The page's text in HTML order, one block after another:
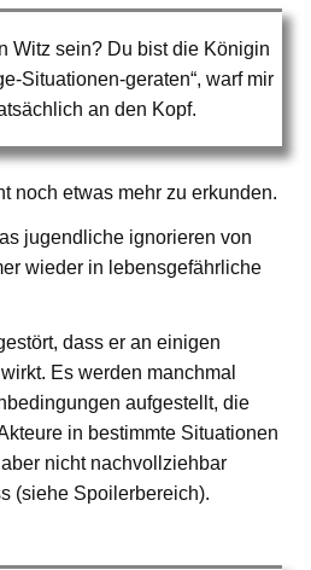
Witz sein? Du bist die Königin
Situationen-geraten“, warf mir
an den Kopf.
noch etwas mehr zu erkunden.
jugendliche ignorieren von
wieder in lebensgefährliche
dass er an einigen
Es werden manchmal
aufgestellt, die
in bestimmte Situationen
nicht nachvollziehbar
(siehe Spoilerbereich).